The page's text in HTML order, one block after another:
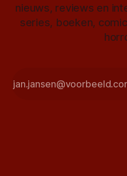
nieuws, reviews en
series, boeken,